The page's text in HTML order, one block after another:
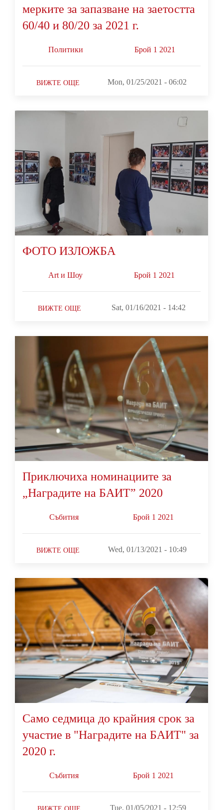
мерките за запазване на заетостта
60/40 и 80/20 за 2021 г.
Политики Брой 1 2021
ВИЖТЕ ОЩЕ Mon, 01/25/2021 - 06:02
ФОТО ИЗЛОЖБА
Art и Шоу Брой 1 2021
ВИЖТЕ ОЩЕ Sat, 01/16/2021 - 14:42
Приключиха номинациите за
„Наградите на БАИТ” 2020
Събития Брой 1 2021
ВИЖТЕ ОЩЕ Wed, 01/13/2021 - 10:49
Само седмица до крайния срок за
участие в "Наградите на БАИТ" за
2020 г.
Събития Брой 1 2021
Tue, 01/05/2021 - 12:59